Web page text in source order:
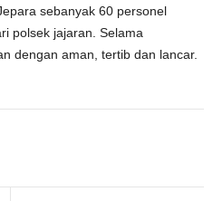
sebanyak 60 personel
polsek jajaran. Selama
dengan aman, tertib dan lancar.